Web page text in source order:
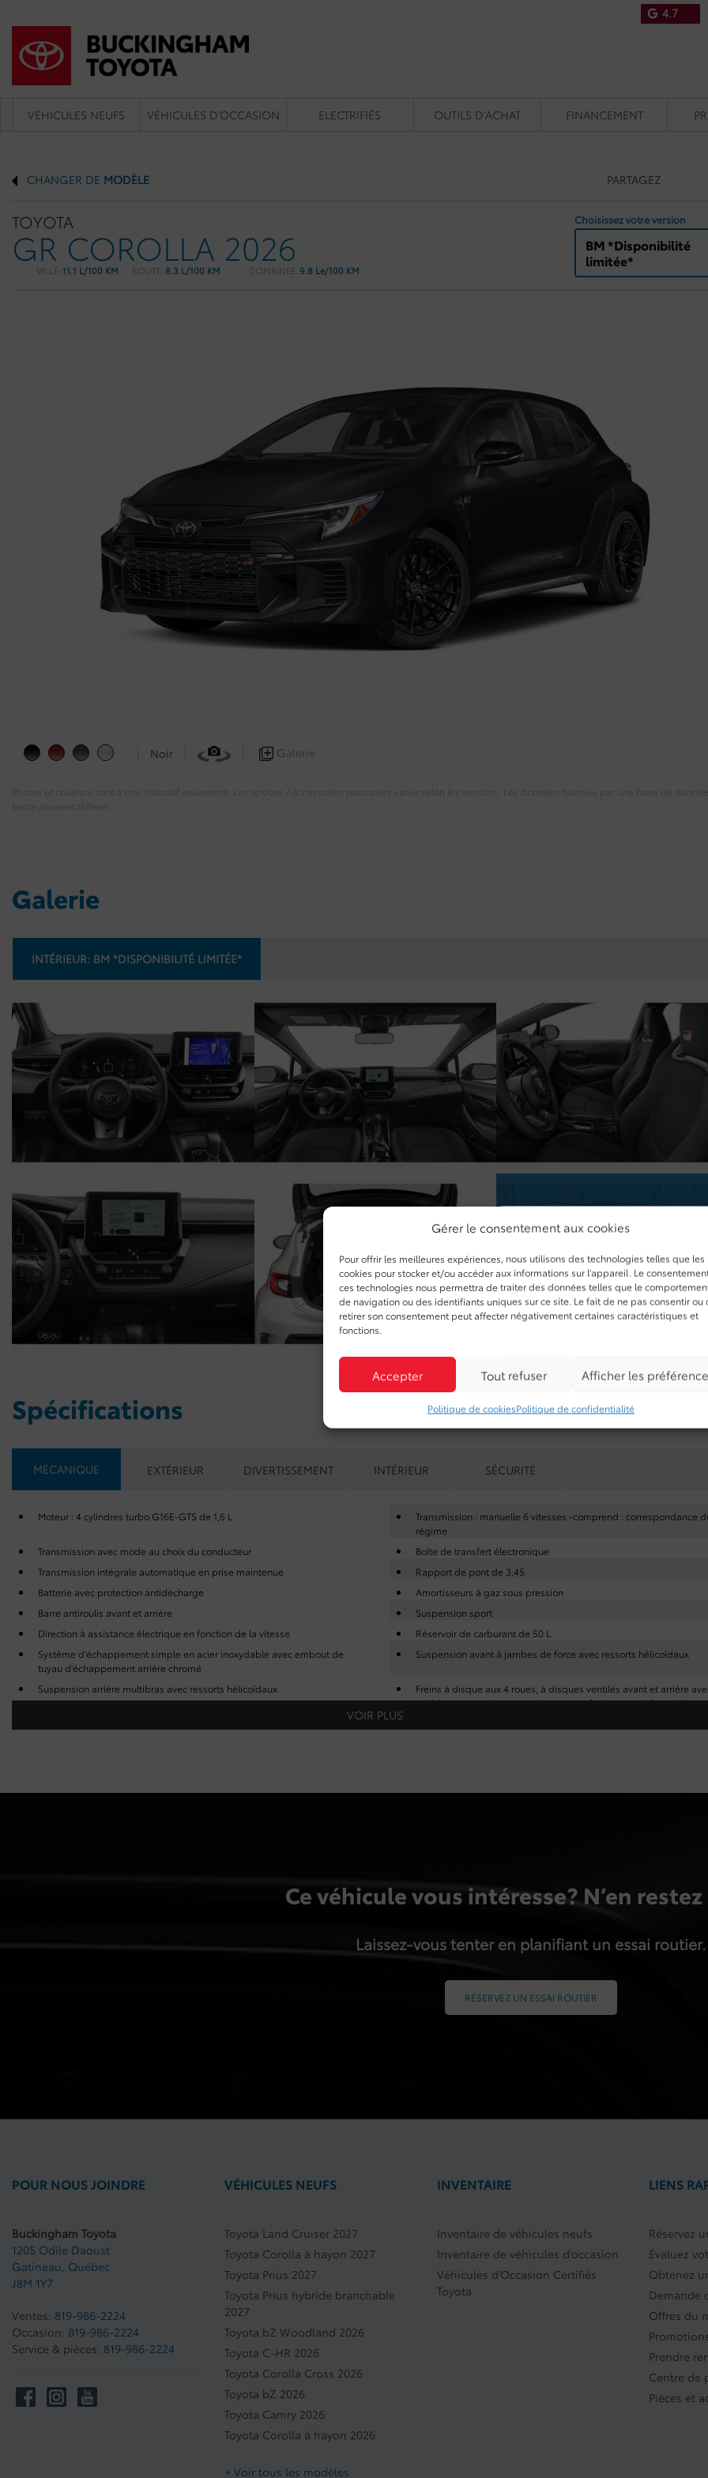
Gérer le consentement aux cookies
Pour offrir les meilleures expériences, nous utilisons des technologies telles que les
cookies pour stocker et/ou accéder aux informations sur l'appareil. Le
ces technologies nous permettra de traiter des données telles que le
de navigation ou des identifiants uniques sur ce site. Le fait de ne pas consentir ou
retirer son consentement peut affecter négativement certaines caractéristiques et
fonctions.
Accepter Tout refuser Afficher les
Politique de cookiesPolitique de confidentialité
4.7
VÉHICULES NEUFS VÉHICULES D’OCCASION ELECTRIFIÉS OUTILS D’ACHAT FINANCEMENT
CHANGER DE MODÈLE PARTAGEZ
TOYOTA
GR COROLLA 2026
VILLE: 11.1 L/100 KM ROUTE: 8.3 L/100 KM COMBINÉE: 9.8 Le/100 KM
Choisissez votre version
BM *Disponibilité
limitée*
Noir Galerie
Galerie
INTÉRIEUR: BM *DISPONIBILITÉ LIMITÉE*
Spécifications
MÉCANIQUE EXTÉRIEUR DIVERTISSEMENT INTÉRIEUR SÉCURITÉ
Moteur : 4 cylindres turbo G16E-GTS de 1,6 L
Transmission : manuelle 6 vitesses -comprend : correspondance
régime
Transmission avec mode au choix du conducteur
Boîte de transfert électronique
Transmission intégrale automatique en prise maintenue
Rapport de pont de 3,45
Batterie avec protection antidécharge
Amortisseurs à gaz sous pression
Barre antiroulis avant et arrière
Suspension sport
Direction à assistance électrique en fonction de la vitesse
Réservoir de carburant de 50 L
Système d'échappement simple en acier inoxydable avec embout de
tuyau d'échappement arrière chromé
Suspension avant à jambes de force avec ressorts hélicoïdaux
Suspension arrière multibras avec ressorts hélicoïdaux
Freins à disque aux 4 roues, à disques ventilés avant et arrière
antiblocage aux 4 roues, assistance au freinage et aide au
VOIR PLUS
Ce véhicule vous intéresse? N’en
Laissez-vous tenter en planifiant un essai routier.
RÉSERVEZ UN ESSAI ROUTIER
POUR NOUS JOINDRE
Buckingham Toyota
1205 Odile Daoust
Gatineau Québec
J8M 1Y7
Ventes: 819-986-2224
Occasion: 819-986-2224
Service & pièces: 819-986-2224
VÉHICULES NEUFS
Toyota Land Cruiser 2027
Toyota Corolla à hayon 2027
Toyota Prius 2027
Toyota Prius hybride branchable
2027
Toyota bZ Woodland 2026
Toyota C-HR 2026
Toyota Corolla Cross 2026
Toyota bZ 2026
Toyota Camry 2026
Toyota Corolla à hayon 2026
+ Voir tous les modèles
INVENTAIRE
Inventaire de véhicules neufs
Inventaire de véhicules d’occasion
Véhicules d’Occasion Certifiés
Toyota
LIENS
Réservez
Évaluez
Obtenez
Demande
Offres du
Prendre
Centre de
Pièces et